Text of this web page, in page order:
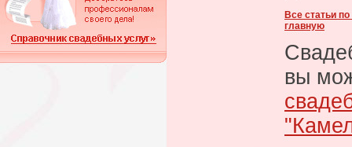
Все статьи
главную
вы